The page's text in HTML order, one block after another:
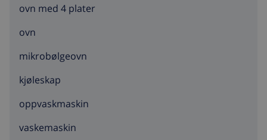
ovn med 4 plater
ovn
mikrobølgeovn
kjøleskap
oppvaskmaskin
vaskemaskin